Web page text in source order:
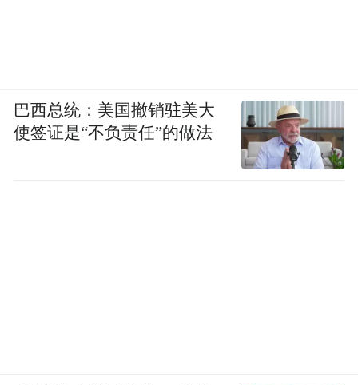
巴西总统：美国撤销驻美大
使签证是“不负责任”的做法